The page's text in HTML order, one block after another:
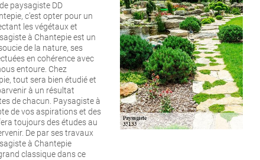
paysagiste DD
c’est opter pour un
les végétaux et
à Chantepie est un
de la nature, ses
en cohérence avec
entoure. Chez
tout sera bien étudié et
à un résultat
de chacun. Paysagiste à
de vos aspirations et des
toujours des études au
De par ses travaux
à Chantepie
classique dans ce